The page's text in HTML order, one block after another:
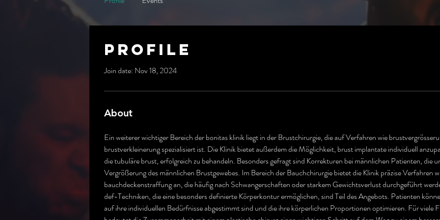
Profile
Join date: Nov 18, 2024
About
Ein weiterer wichtiger Bereich der bonitas klinik liegt in der Brustchirurgie, die auf Verfahren wie
brustverkleinerung spezialisiert ist. Die Klinik bietet außerdem die Möglichkeit, brust implantate individuell
die tubuläre brust, erfolgreich zu behandeln. Besonders gefragt sind Korrekturen bei männlichen Patienten, die
Vergrößerung des männlichen Brustgewebes. Im Bereich der Bauchchirurgie bietet die Klinik präzise
bauchdeckenstraffung an, die häufig nach Schwangerschaften oder starkem Gewichtsverlust durchgeführt
def-Techniken, die eine besonders definierte Körperkontur ermöglichen, sind Teil des Angebots. Patienten
auf ihre individuellen Bedürfnisse abgestimmt sind und die ihre körperlichen Proportionen optimieren. Für viele